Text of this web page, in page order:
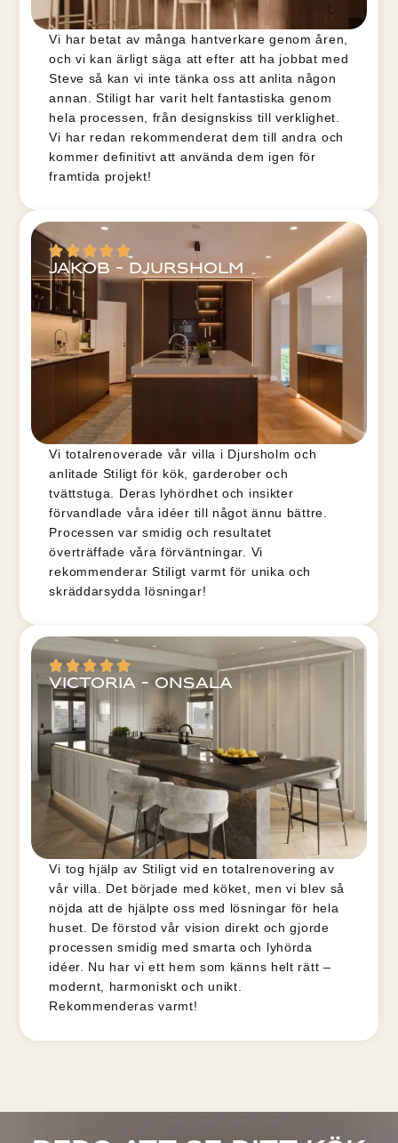
Vi har betat av många hantverkare genom åren,
och vi kan ärligt säga att efter att ha jobbat med
Steve så kan vi inte tänka oss att anlita någon
annan. Stiligt har varit helt fantastiska genom
hela processen, från designskiss till verklighet.
Vi har redan rekommenderat dem till andra och
kommer definitivt att använda dem igen för
framtida projekt!
Jakob - Djursholm
Vi totalrenoverade vår villa i Djursholm och
anlitade Stiligt för kök, garderober och
tvättstuga. Deras lyhördhet och insikter
förvandlade våra idéer till något ännu bättre.
Processen var smidig och resultatet
överträffade våra förväntningar. Vi
rekommenderar Stiligt varmt för unika och
skräddarsydda lösningar!
Victoria - Onsala
Vi tog hjälp av Stiligt vid en totalrenovering av
vår villa. Det började med köket, men vi blev så
nöjda att de hjälpte oss med lösningar för hela
huset. De förstod vår vision direkt och gjorde
processen smidig med smarta och lyhörda
idéer. Nu har vi ett hem som känns helt rätt –
modernt, harmoniskt och unikt.
Rekommenderas varmt!